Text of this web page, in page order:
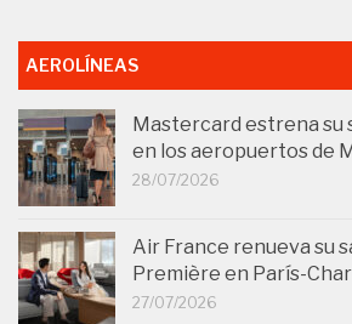
AEROLÍNEAS
Mastercard estrena su
en los aeropuertos de
28/07/2026
Air France renueva su
Première en París-
27/07/2026